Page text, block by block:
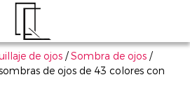
de ojos /Sombra de ojos /
de ojos de 43 colores con